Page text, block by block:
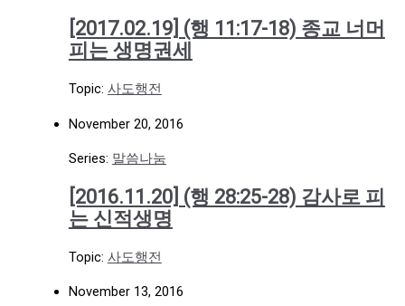
[2017.02.19] (행 11:17-18) 종교 너머
피는 생명권세
Topic: 사도행전
November 20, 2016
Series: 말씀나눔
[2016.11.20] (행 28:25-28) 감사로 피
는 신적생명
Topic: 사도행전
November 13, 2016